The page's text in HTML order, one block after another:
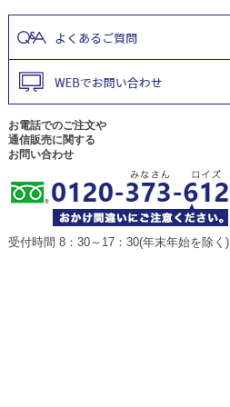
お電話でのご注文や
通信販売に関する
お問い合わせ
受付時間 8：30～17：30(年末年始を除く)